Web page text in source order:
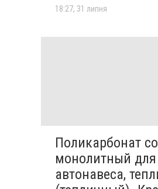
18:27, 31 липня
Поликарбонат
монолитный для
автонавеса,